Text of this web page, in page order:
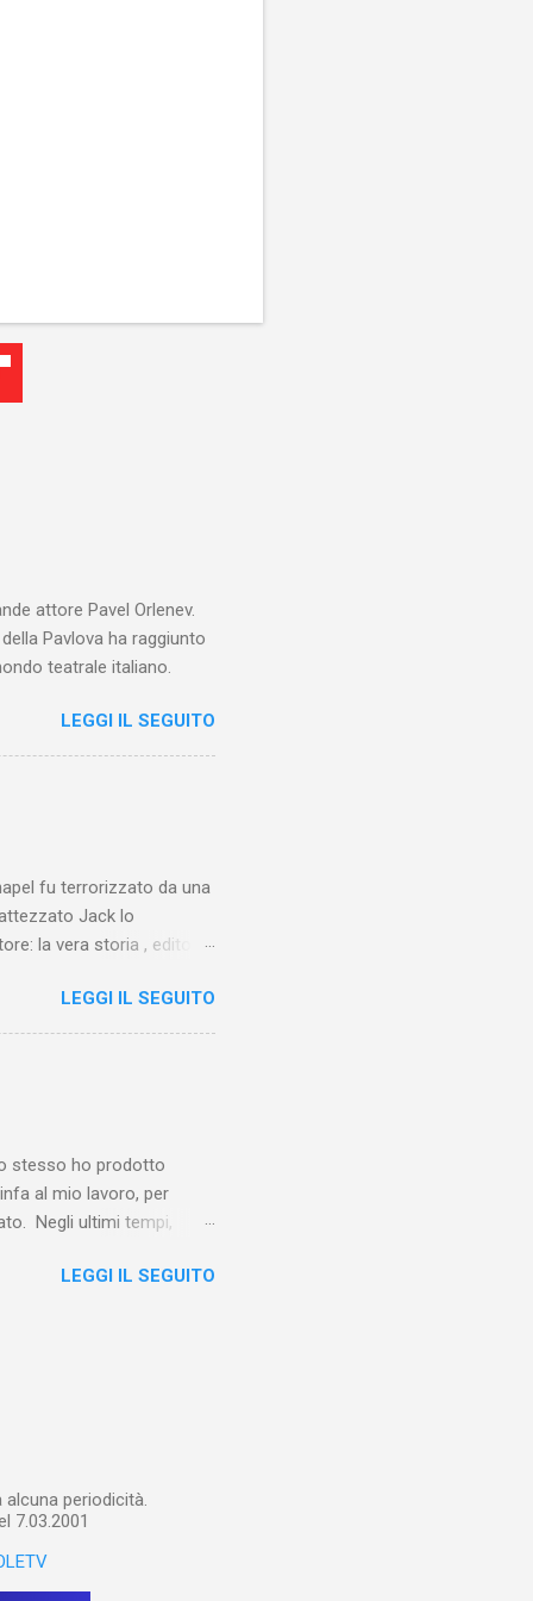
attore Pavel Orlenev.
Pavlova ha raggiunto
teatrale italiano.
LEGGI IL SEGUITO
fu terrorizzato da una
Jack lo
la vera storia , edito da
e del East End e a
sconsolante:
suo vertice c’era una
Non era
nell’East End e
LEGGI IL SEGUITO
stesso ho prodotto
al mio lavoro, per
Negli ultimi tempi,
nel corso del tempo e che
LEGGI IL SEGUITO
periodicità.
7.03.2001